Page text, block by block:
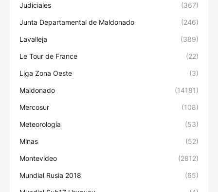
Judiciales (367)
Junta Departamental de Maldonado (246)
Lavalleja (389)
Le Tour de France (22)
Liga Zona Oeste (3)
Maldonado (14181)
Mercosur (108)
Meteorología (53)
Minas (52)
Montevideo (2812)
Mundial Rusia 2018 (65)